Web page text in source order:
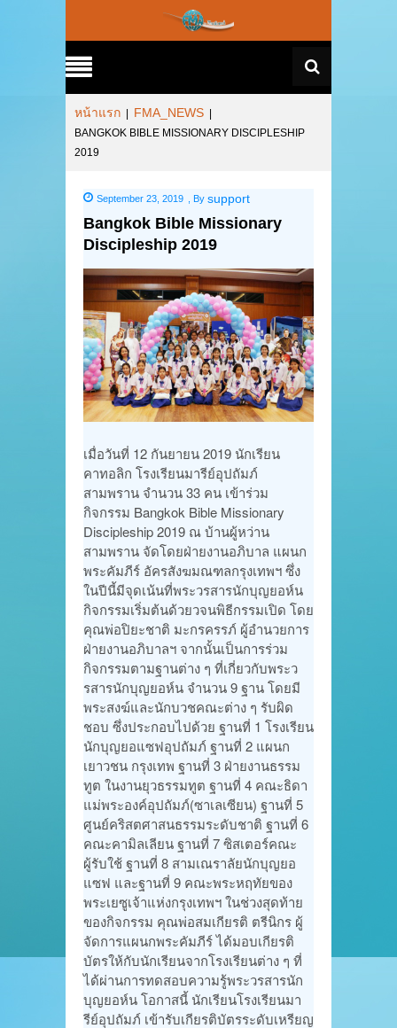
หน้าแรก FMA_NEWS
BANGKOK BIBLE MISSIONARY DISCIPLESHIP
2019
September 23, 2019 By support
Bangkok Bible Missionary
Discipleship 2019
เมื่อวันที่ 12 กันยายน 2019 นักเรียน
คาทอลิก โรงเรียนมารีย์อุปถัมภ์
สามพราน จำนวน 33 คน เข้าร่วม
กิจกรรม Bangkok Bible Missionary
Discipleship 2019 ณ บ้านผู้หว่าน
สามพราน จัดโดยฝ่ายงานอภิบาล แผนก
พระคัมภีร์ อัครสังฆมณฑลกรุงเทพฯ ซึ่ง
ในปีนี้มีจุดเน้นที่พระวรสารนักบุญยอห์น
กิจกรรมเริ่มต้นด้วยวจนพิธีกรรมเปิด โดย
คุณพ่อปิยะชาติ มะกรครรภ์ ผู้อำนวยการ
ฝ่ายงานอภิบาลฯ จากนั้นเป็นการร่วม
กิจกรรมตามฐานต่าง ๆ ที่เกี่ยวกับพระว
รสารนักบุญยอห์น จำนวน 9 ฐาน โดยมี
พระสงฆ์และนักบวชคณะต่าง ๆ รับผิด
ชอบ ซึ่งประกอบไปด้วย ฐานที่ 1 โรงเรียน
นักบุญยอแซฟอุปถัมภ์ ฐานที่ 2 แผนก
เยาวชน กรุงเทพ ฐานที่ 3 ฝ่ายงานธรรม
ทูต ในงานยุวธรรมทูต ฐานที่ 4 คณะธิดา
แม่พระองค์อุปถัมภ์(ซาเลเซียน) ฐานที่ 5
ศูนย์คริสตศาสนธรรมระดับชาติ ฐานที่ 6
คณะคามิลเลียน ฐานที่ 7 ซิสเตอร์คณะ
ผู้รับใช้ ฐานที่ 8 สามเณราลัยนักบุญยอ
แซฟ และฐานที่ 9 คณะพระหฤทัยของ
พระเยซูเจ้าแห่งกรุงเทพฯ ในช่วงสุดท้าย
ของกิจกรรม คุณพ่อสมเกียรติ ตรีนิกร ผู้
จัดการแผนกพระคัมภีร์ ได้มอบเกียรติ
บัตรให้กับนักเรียนจากโรงเรียนต่าง ๆ ที่
ได้ผ่านการทดสอบความรู้พระวรสารนัก
บุญยอห์น โอกาสนี้ นักเรียนโรงเรียนมา
รีย์อุปถัมภ์ เข้ารับเกียรติบัตรระดับเหรียญ